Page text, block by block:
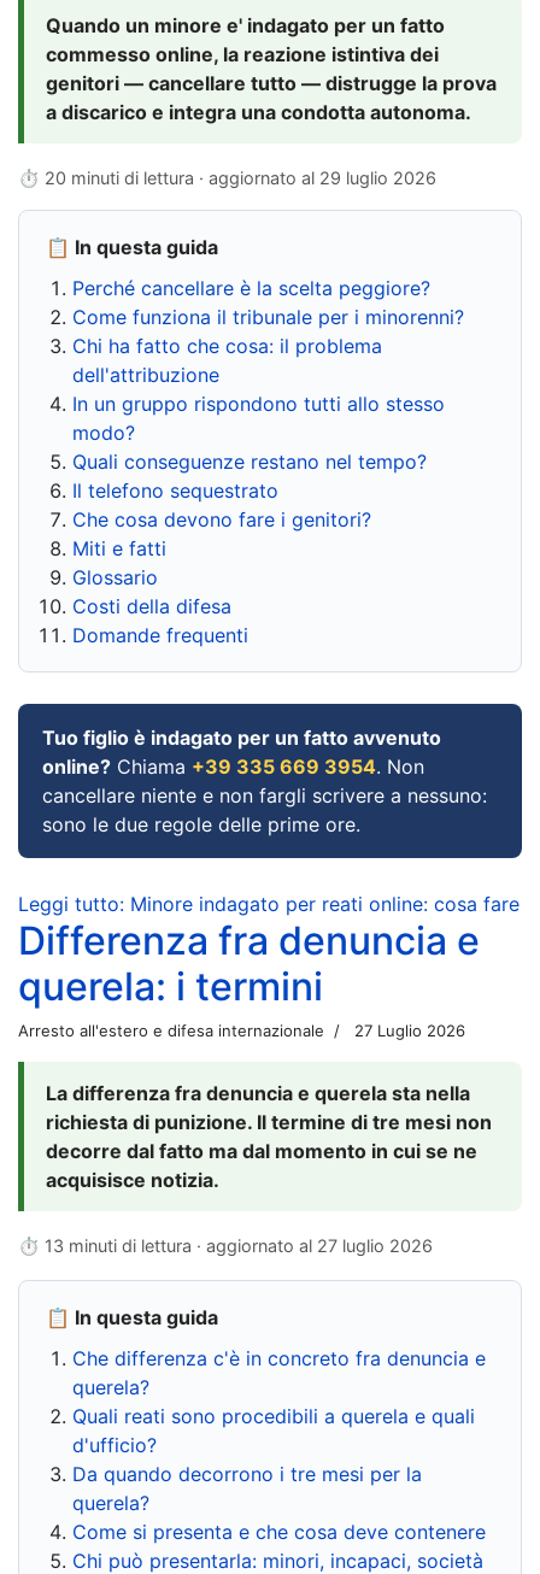
Quando un minore e' indagato per un fatto
commesso online, la reazione istintiva dei
genitori — cancellare tutto — distrugge la prova
a discarico e integra una condotta autonoma.
⏱ 20 minuti di lettura · aggiornato al 29 luglio 2026
📋 In questa guida
Perché cancellare è la scelta peggiore?
Come funziona il tribunale per i minorenni?
Chi ha fatto che cosa: il problema
dell'attribuzione
In un gruppo rispondono tutti allo stesso
modo?
Quali conseguenze restano nel tempo?
Il telefono sequestrato
Che cosa devono fare i genitori?
Miti e fatti
Glossario
Costi della difesa
Domande frequenti
Tuo figlio è indagato per un fatto avvenuto
online? Chiama +39 335 669 3954. Non
cancellare niente e non fargli scrivere a nessuno:
sono le due regole delle prime ore.
Leggi tutto: Minore indagato per reati online: cosa fare
Differenza fra denuncia e
querela: i termini
Arresto all'estero e difesa internazionale 27 Luglio 2026
La differenza fra denuncia e querela sta nella
richiesta di punizione. Il termine di tre mesi non
decorre dal fatto ma dal momento in cui se ne
acquisisce notizia.
⏱ 13 minuti di lettura · aggiornato al 27 luglio 2026
📋 In questa guida
Che differenza c'è in concreto fra denuncia e
querela?
Quali reati sono procedibili a querela e quali
d'ufficio?
Da quando decorrono i tre mesi per la
querela?
Come si presenta e che cosa deve contenere
Chi può presentarla: minori, incapaci, società